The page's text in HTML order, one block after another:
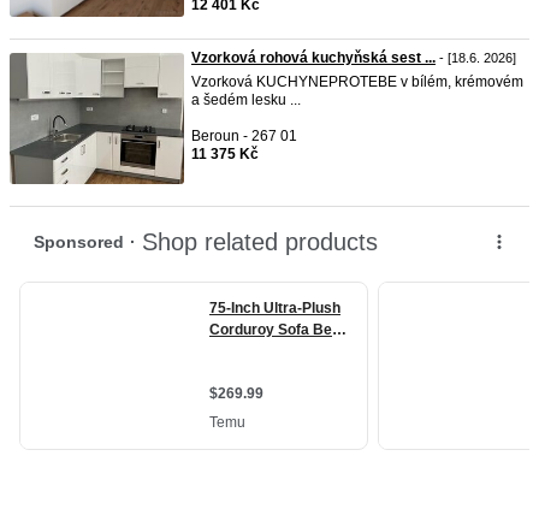
12 401 Kč
Vzorková rohová kuchyňská sest ... - [18.6. 2026]
Vzorková KUCHYNEPROTEBE v bílém, krémovém
a šedém lesku ...
Beroun - 267 01
11 375 Kč